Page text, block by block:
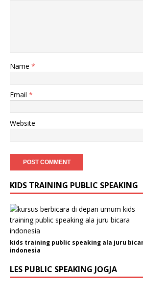
Name *
Email *
Website
KIDS TRAINING PUBLIC SPEAKING
kids training public speaking ala juru
indonesia
LES PUBLIC SPEAKING JOGJA